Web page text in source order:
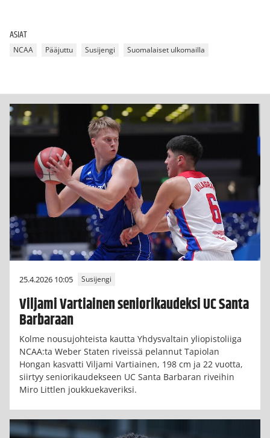
ASIAT
NCAA Pääjuttu Susijengi Suomalaiset ulkomailla
25.4.2026 10:05 Susijengi
Viljami Vartiainen seniorikaudeksi UC Santa
Barbaraan
Kolme nousujohteista kautta Yhdysvaltain yliopistoliiga
NCAA:ta Weber Staten riveissä pelannut Tapiolan
Hongan kasvatti Viljami Vartiainen, 198 cm ja 22 vuotta,
siirtyy seniorikaudekseen UC Santa Barbaran riveihin
Miro Littlen joukkuekaveriksi.